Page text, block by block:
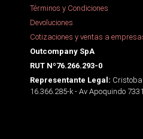
Términos y Condiciones
Devoluciones
Cotizaciones y ventas a
Outcompany SpA
RUT Nº76.266.293-0
Representante Legal:
16.366.285-k - Av Apoquindo 7331